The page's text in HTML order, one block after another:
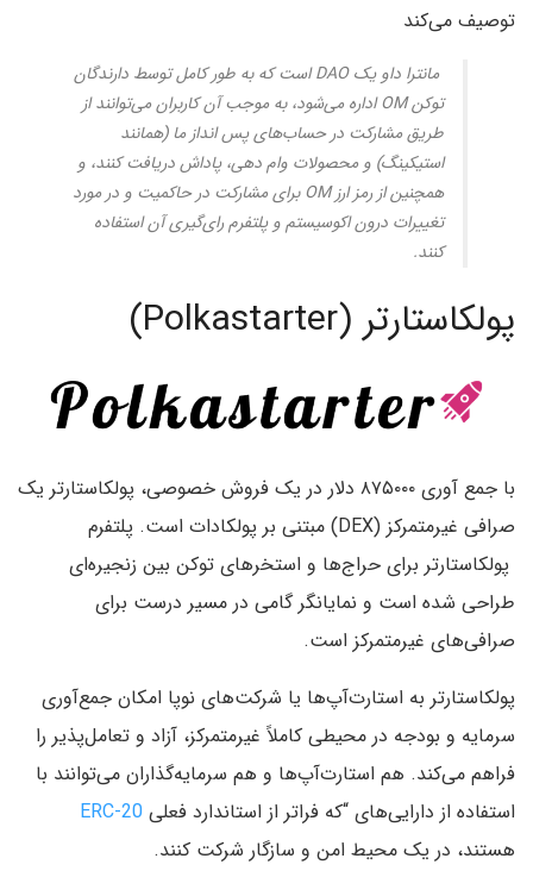
توصیف می‌کند
مانترا داو یک DAO است که به طور کامل توسط دارندگان
توکن OM اداره می‌شود، به موجب آن کاربران می‌توانند از
طریق مشارکت در حساب‌های پس انداز ما (همانند
استیکینگ) و محصولات وام دهی، پاداش دریافت کنند، و
همچنین از رمز ارز OM برای مشارکت در حاکمیت و در مورد
تغییرات درون اکوسیستم و پلتفرم رای‌گیری آن استفاده
کنند.
پولکاستارتر (Polkastarter)
با جمع آوری ۸۷۵۰۰۰ دلار در یک فروش خصوصی، پولکاستارتر یک
صرافی غیرمتمرکز (DEX) مبتنی بر پولکادات است. پلتفرم
پولکاستارتر برای حراج‌ها و استخرهای توکن بین زنجیره‌ای
طراحی شده است و نمایانگر گامی در مسیر درست برای
صرافی‌های غیرمتمرکز است.
پولکاستارتر به استارت‌آپ‌ها یا شرکت‌های نوپا امکان جمع‌آوری
سرمایه و بودجه در محیطی کاملاً غیرمتمرکز، آزاد و تعامل‌پذیر را
فراهم می‌کند. هم استارت‌آپ‌ها و هم سرمایه‌گذاران می‌توانند با
استفاده از دارایی‌های “که فراتر از استاندارد فعلی ERC-20
هستند، در یک محیط امن و سازگار شرکت کنند.